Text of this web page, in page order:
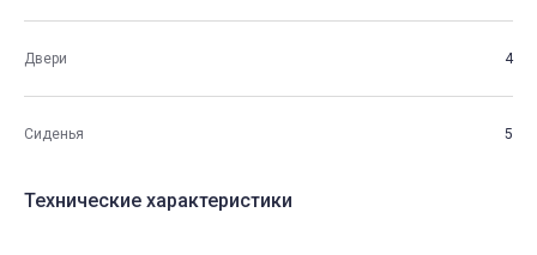
Двери 4
Сиденья 5
Технические характеристики